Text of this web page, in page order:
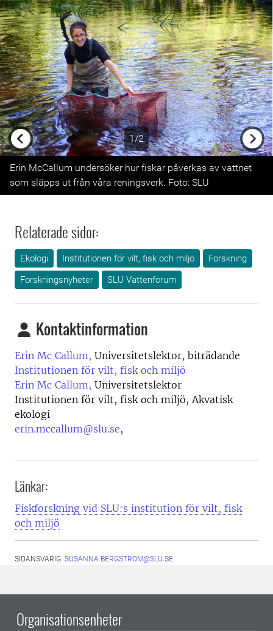
1/2
Previous
Erin McCallum undersöker hur fiskar påverkas av vattnet
som släpps ut från våra reningsverk. Foto: SLU
Relaterade sidor:
Ekologi Institutionen för vilt, fisk och miljö
Forskning
Forskningsnyheter
SLU Vattenforum
Kontaktinformation
Erin Mc Callum, Universitetslektor, biträdande
Institutionen för vilt, fisk och miljö
Erin Mc Callum, Universitetslektor
Institutionen för vilt, fisk och miljö, Akvatisk
ekologi
erin.mccallum@slu.se,
Länkar:
Fiskforskning vid SLU:s institution för vilt, fisk
och miljö
SIDANSVARIG: SUSANNA.BERGSTROM@SLU.SE
Organisationsenheter